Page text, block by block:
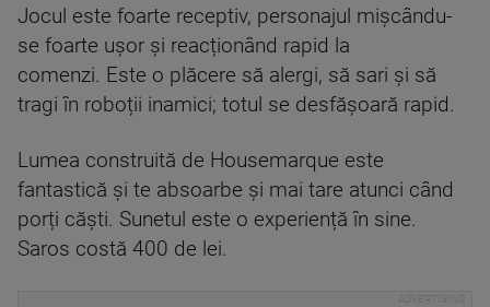
Jocul este foarte receptiv, personajul mișcându-
se foarte ușor și reacționând rapid la
comenzi. Este o plăcere să alergi, să sari și să
tragi în roboții inamici; totul se desfășoară rapid.
Lumea construită de Housemarque este
fantastică și te absoarbe și mai tare atunci când
porți căști. Sunetul este o experiență în sine.
Saros costă 400 de lei.